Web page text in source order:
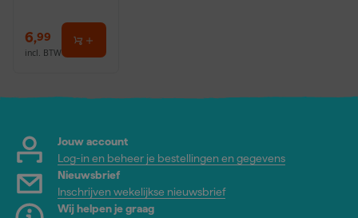
6,99
incl. BTW
Jouw account
Log-in en beheer je bestellingen en gegevens
Nieuwsbrief
Inschrijven wekelijkse nieuwsbrief
Wij helpen je graag